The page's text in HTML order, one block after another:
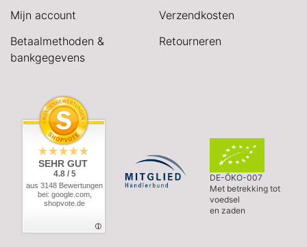
Mijn account
Betaalmethoden &
bankgegevens
Verzendkosten
Retourneren
SEHR GUT
4.8 / 5
aus 3148 Bewertungen
bei: google.com,
shopvote.de
DE-ÖKO-007
Met betrekking tot
voedsel
en zaden